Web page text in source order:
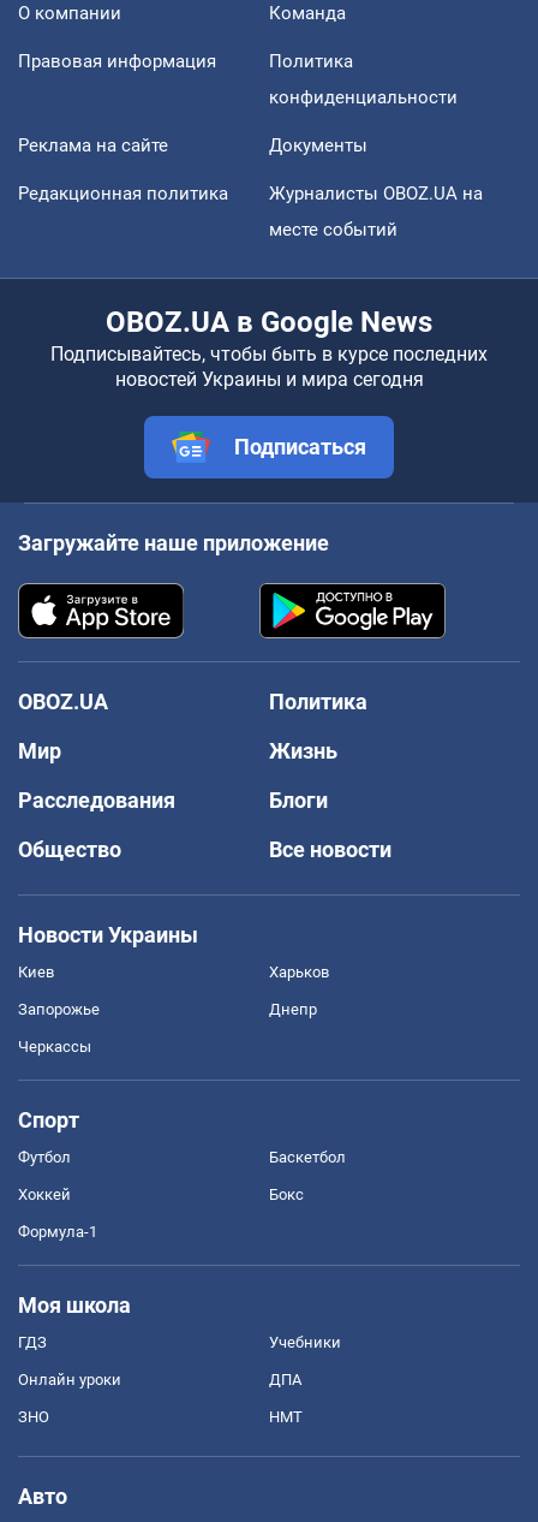
О компании Команда
Правовая информация
Политика
конфиденциальности
Реклама на сайте Документы
Редакционная политика
Журналисты OBOZ.UA на
месте событий
OBOZ.UA в Google News
Подписывайтесь, чтобы быть в курсе последних
новостей Украины и мира сегодня
Подписаться
Загружайте наше приложение
OBOZ.UA
Политика
Мир
Жизнь
Расследования
Блоги
Общество
Все новости
Новости Украины
Киев Харьков
Запорожье Днепр
Черкассы
Спорт
Футбол Баскетбол
Хоккей Бокс
Формула-1
Моя школа
ГДЗ Учебники
Онлайн уроки ДПА
ЗНО НМТ
Авто